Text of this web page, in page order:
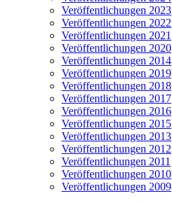
Veröffentlichungen 2023
Veröffentlichungen 2022
Veröffentlichungen 2021
Veröffentlichungen 2020
Veröffentlichungen 2014
Veröffentlichungen 2019
Veröffentlichungen 2018
Veröffentlichungen 2017
Veröffentlichungen 2016
Veröffentlichungen 2015
Veröffentlichungen 2013
Veröffentlichungen 2012
Veröffentlichungen 2011
Veröffentlichungen 2010
Veröffentlichungen 2009